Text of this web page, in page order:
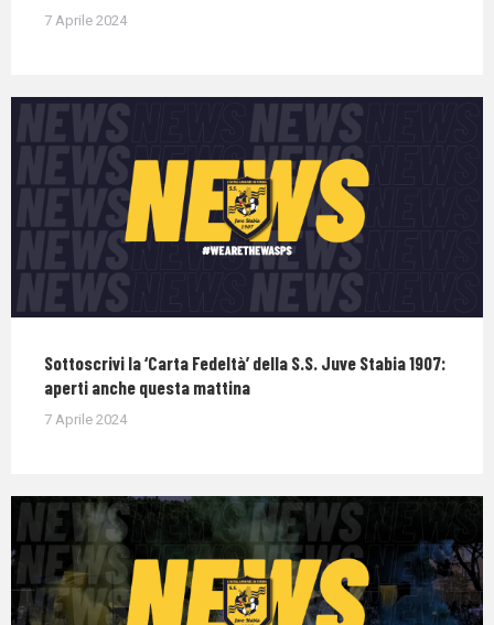
7 Aprile 2024
Sottoscrivi la ‘Carta Fedeltà’ della S.S. Juve Stabia 1907:
aperti anche questa mattina
7 Aprile 2024